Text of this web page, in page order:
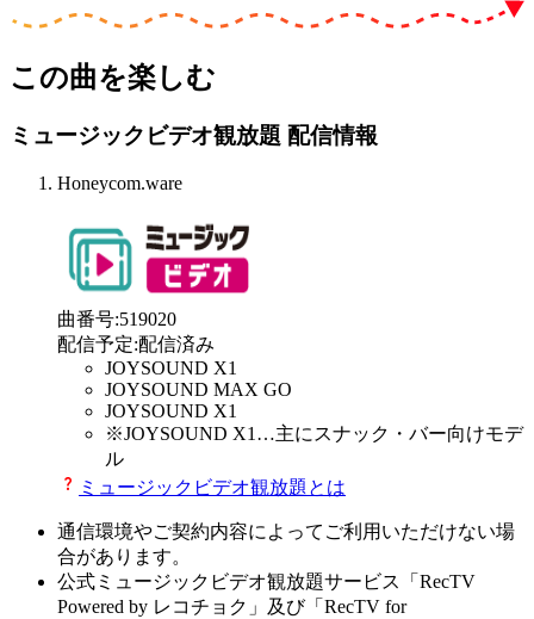
この曲を楽しむ
ミュージックビデオ観放題 配信情報
Honeycom.ware
曲番号:519020
配信予定:配信済み
JOYSOUND X1
JOYSOUND MAX GO
JOYSOUND X1
※JOYSOUND X1 …主にスナック・バー向けモデ
ル
ミュージックビデオ観放題とは
通信環境やご契約内容によってご利用いただけない場
合があります。
公式ミュージックビデオ観放題サービス「RecTV
Powered by レコチョク」及び「RecTV for